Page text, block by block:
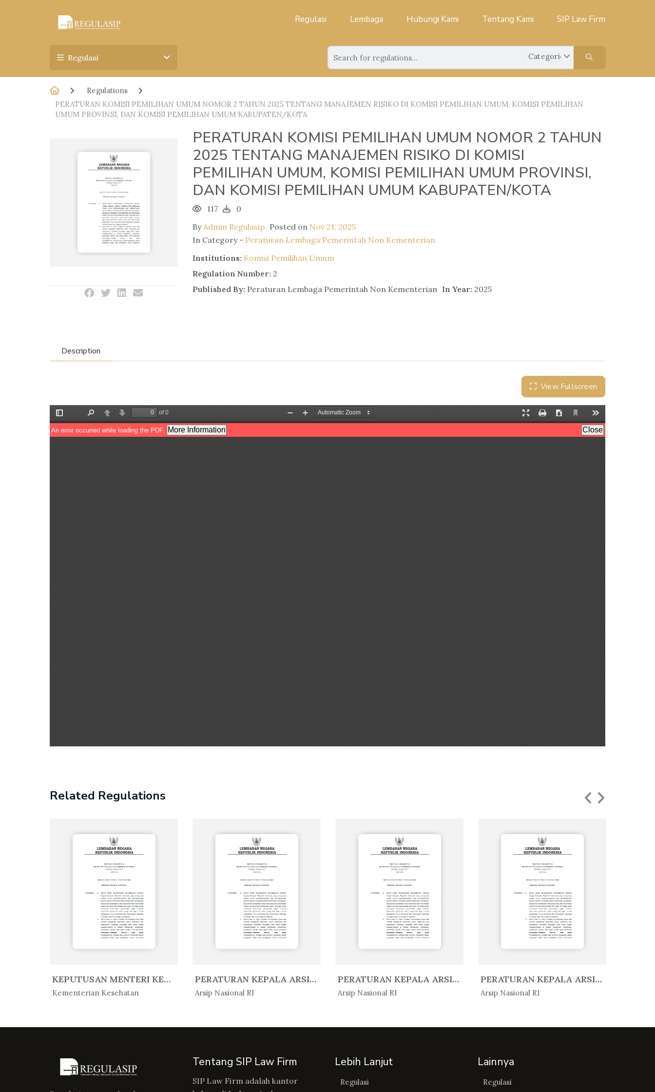
Regulasi Lembaga Hubungi Kami Tentang Kami SIP Law Firm
Regulasi
Regulations
PERATURAN KOMISI PEMILIHAN UMUM NOMOR 2 TAHUN 2025 TENTANG MANAJEMEN RISIKO DI KOMISI PEMILIHAN UMUM, KOMISI PEMILIHAN
UMUM PROVINSI, DAN KOMISI PEMILIHAN UMUM KABUPATEN/KOTA
PERATURAN KOMISI PEMILIHAN UMUM NOMOR 2 TAHUN
2025 TENTANG MANAJEMEN RISIKO DI KOMISI
PEMILIHAN UMUM, KOMISI PEMILIHAN UMUM PROVINSI,
DAN KOMISI PEMILIHAN UMUM KABUPATEN/KOTA
117
0
ByAdmin Regulasip Posted on Nov 21, 2025
In Category - Peraturan Lembaga Pemerintah Non Kementerian
Institutions: Komisi Pemilihan Umum
Regulation Number: 2
Published By: Peraturan Lembaga Pemerintah Non Kementerian In Year: 2025
Description
View Fullscreen
Related Regulations
KEPUTUSAN MENTERI KESEHATAN REPU...
Kementerian Kesehatan
In Peratur...
PERATURAN KEPALA ARSIP NASIONAL ...
Arsip Nasional RI
In Peratur...
PERATURAN KEPALA ARSIP NASIONAL ...
Arsip Nasional RI
In Peratur...
PERATURAN KEPALA ARSIP NASIONAL ...
Arsip Nasional RI
In Peratur...
Tentang SIP Law Firm
SIP Law Firm adalah kantor
Lebih Lanjut
Regulasi
Lainnya
Regulasi